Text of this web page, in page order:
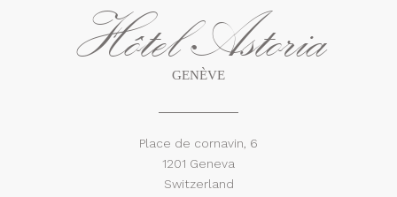
Hôtel Astoria
GENÈVE
Place de cornavin, 6
1201 Geneva
Switzerland